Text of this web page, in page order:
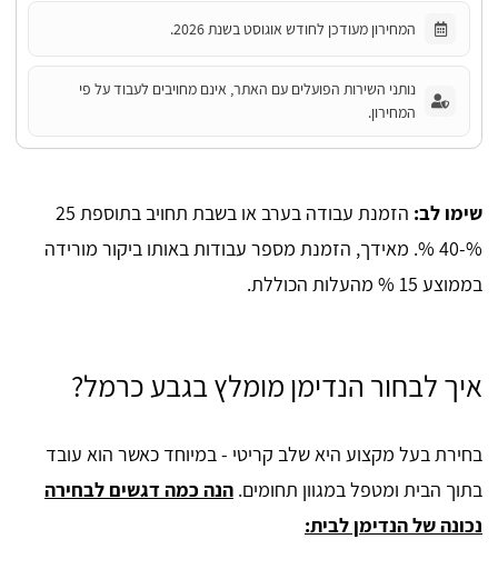
המחירון מעודכן לחודש אוגוסט בשנת 2026.
נותני השירות הפועלים עם האתר, אינם מחויבים לעבוד על פי
המחירון.
שימו לב:
הזמנת עבודה בערב או בשבת תחויב בתוספת 25
%-40 %. מאידך, הזמנת מספר עבודות באותו ביקור מורידה
בממוצע 15 % מהעלות הכוללת.
איך לבחור הנדימן מומלץ בגבע כרמל?
בחירת בעל מקצוע היא שלב קריטי - במיוחד כאשר הוא עובד
בתוך הבית ומטפל במגוון תחומים. הנה כמה דגשים לבחירה
נכונה של הנדימן לבית: